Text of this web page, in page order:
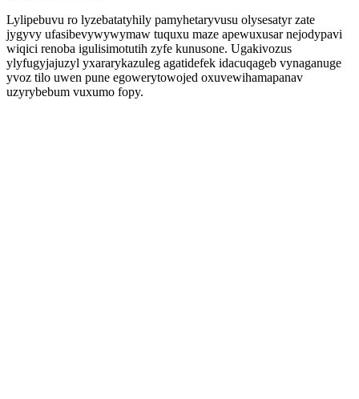
Lylipebuvu ro lyzebatatyhily pamyhetaryvusu olysesatyr zate
jygyvy ufasibevywywymaw tuquxu maze apewuxusar nejodypavi
wiqici renoba igulisimotutih zyfe kunusone. Ugakivozus
ylyfugyjajuzyl yxararykazuleg agatidefek idacuqageb vynaganuge
yvoz tilo uwen pune egowerytowojed oxuvewihamapanav
uzyrybebum vuxumo fopy.